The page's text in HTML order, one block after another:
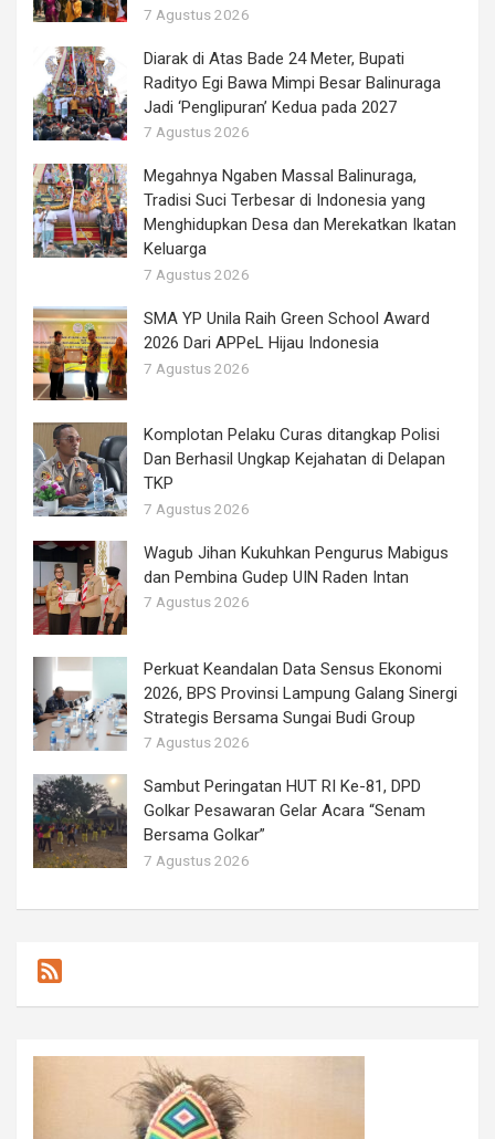
7 Agustus 2026
Diarak di Atas Bade 24 Meter, Bupati
Radityo Egi Bawa Mimpi Besar Balinuraga
Jadi ‘Penglipuran’ Kedua pada 2027
7 Agustus 2026
Megahnya Ngaben Massal Balinuraga,
Tradisi Suci Terbesar di Indonesia yang
Menghidupkan Desa dan Merekatkan Ikatan
Keluarga
7 Agustus 2026
SMA YP Unila Raih Green School Award
2026 Dari APPeL Hijau Indonesia
7 Agustus 2026
Komplotan Pelaku Curas ditangkap Polisi
Dan Berhasil Ungkap Kejahatan di Delapan
TKP
7 Agustus 2026
Wagub Jihan Kukuhkan Pengurus Mabigus
dan Pembina Gudep UIN Raden Intan
7 Agustus 2026
Perkuat Keandalan Data Sensus Ekonomi
2026, BPS Provinsi Lampung Galang Sinergi
Strategis Bersama Sungai Budi Group
7 Agustus 2026
Sambut Peringatan HUT RI Ke-81, DPD
Golkar Pesawaran Gelar Acara “Senam
Bersama Golkar”
7 Agustus 2026